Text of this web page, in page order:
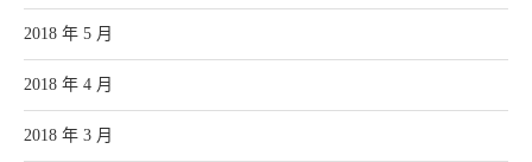
2018 年 5 月
2018 年 4 月
2018 年 3 月